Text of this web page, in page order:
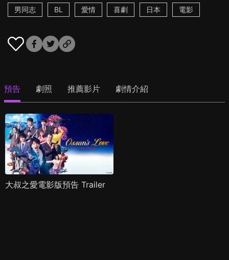
男同志
BL 愛情 喜劇 日本 電影
預告 劇照 推薦影片 劇情介紹
大叔之愛電影版預告 Trailer